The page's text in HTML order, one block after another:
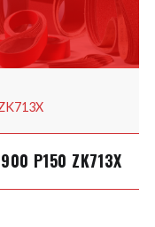
P150 ZK713X